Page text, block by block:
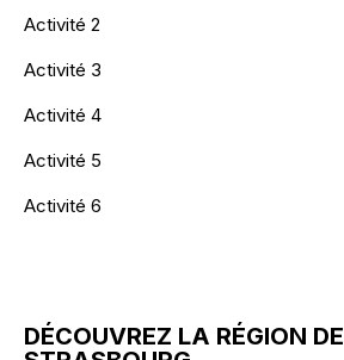
Activité 2
Activité 3
Activité 4
Activité 5
Activité 6
DÉCOUVREZ LA RÉGION DE